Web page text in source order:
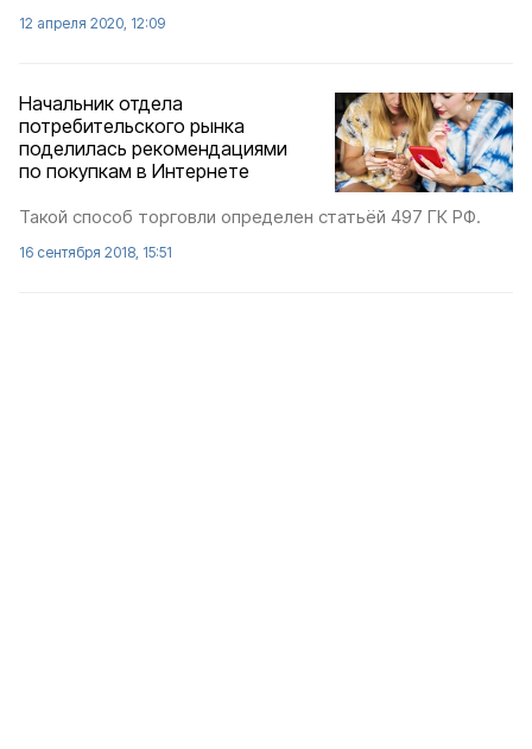
12 апреля 2020, 12:09
Начальник отдела
потребительского рынка
поделилась рекомендациями
по покупкам в Интернете
Такой способ торговли определен статьёй 497 ГК РФ.
16 сентября 2018, 15:51